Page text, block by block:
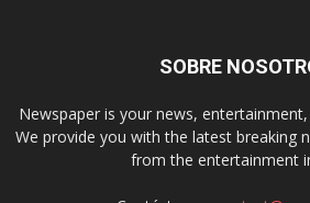
SOBRE
Newspaper is your news,
We provide you with the latest breaking
from the entertainment